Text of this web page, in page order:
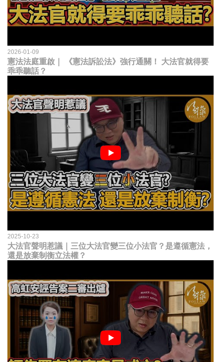
2026-01-09
憲法法庭重啟｜ 《憲法訴訟法》強行通關！ 大法官就得要
乖乖聽話？
2025-10-23
大法官聲明惹議｜三位大法官變三位小法官？是遵循憲法，
還是放棄制衡立法權？